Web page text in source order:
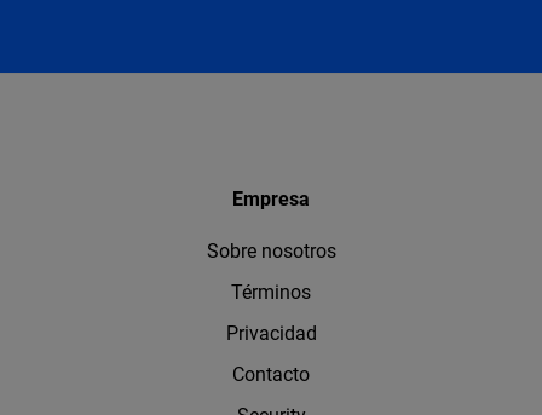
Empresa
Sobre nosotros
Términos
Privacidad
Contacto